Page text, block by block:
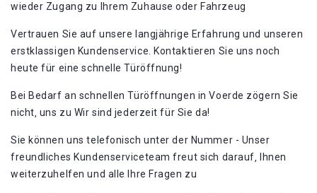
wieder Zugang zu Ihrem Zuhause oder Fahrzeug
Vertrauen Sie auf unsere langjährige Erfahrung und unseren
erstklassigen Kundenservice. Kontaktieren Sie uns noch
heute für eine schnelle Türöffnung!
Bei Bedarf an schnellen Türöffnungen in Voerde zögern Sie
nicht‚ uns zu Wir sind jederzeit für Sie da!​
Sie können uns telefonisch unter der Nummer - Unser
freundliches Kundenserviceteam freut sich darauf‚ Ihnen
weiterzuhelfen und alle Ihre Fragen zu